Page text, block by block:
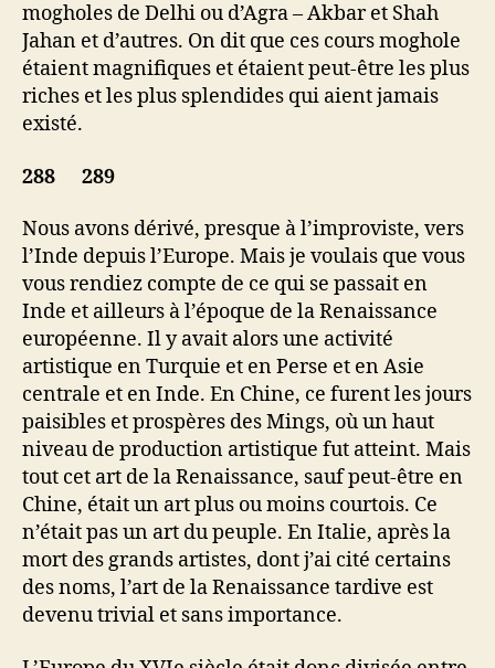
mogholes de Delhi ou d’Agra – Akbar et Shah
Jahan et d’autres. On dit que ces cours moghole
étaient magnifiques et étaient peut-être les plus
riches et les plus splendides qui aient jamais
existé.
288 289
Nous avons dérivé, presque à l’improviste, vers
l’Inde depuis l’Europe. Mais je voulais que vous
vous rendiez compte de ce qui se passait en
Inde et ailleurs à l’époque de la Renaissance
européenne. Il y avait alors une activité
artistique en Turquie et en Perse et en Asie
centrale et en Inde. En Chine, ce furent les jours
paisibles et prospères des Mings, où un haut
niveau de production artistique fut atteint. Mais
tout cet art de la Renaissance, sauf peut-être en
Chine, était un art plus ou moins courtois. Ce
n’était pas un art du peuple. En Italie, après la
mort des grands artistes, dont j’ai cité certains
des noms, l’art de la Renaissance tardive est
devenu trivial et sans importance.